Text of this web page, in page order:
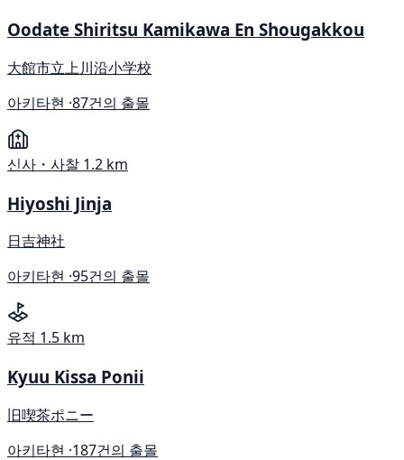
Oodate Shiritsu Kamikawa En Shougakkou
大館市立上川沿小学校
아키타현 ·87건의 출몰
신사・사찰 1.2 km
Hiyoshi Jinja
日吉神社
아키타현 ·95건의 출몰
유적 1.5 km
Kyuu Kissa Ponii
旧喫茶ポニー
아키타현 ·187건의 출몰